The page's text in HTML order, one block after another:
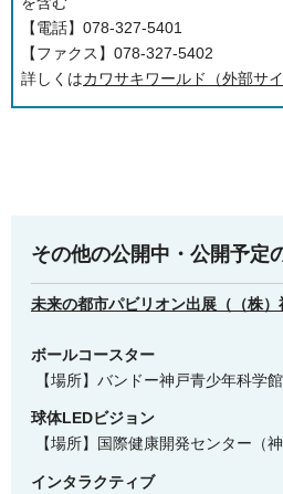
【電話】078-327-5401
【ファクス】078-327-5402
詳しくはカワサキワールド（外部サ
その他の公開中・公開予定
未来の都市パビリオン出展（（株）
ボールコースター
【場所】バンドー神戸青少年科学
球体LEDビジョン
【場所】国際健康開発センター（神
インタラクティブ